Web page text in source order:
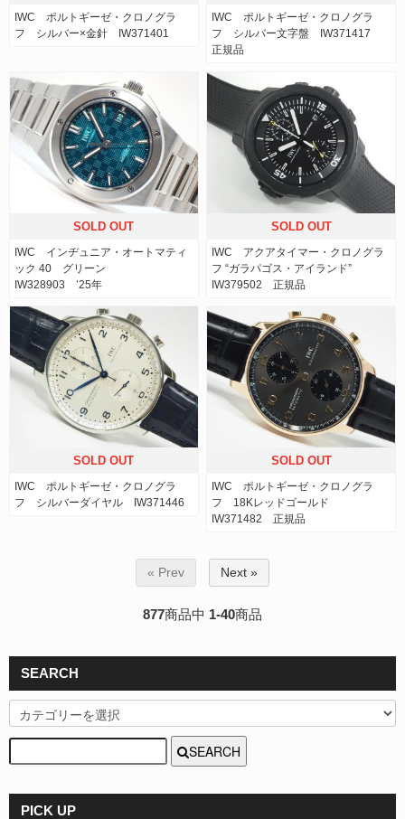
IWC ポルトギーゼ・クロノグラ
フ シルバー×金針 IW371401
IWC ポルトギーゼ・クロノグラ
フ シルバー文字盤 IW371417
正規品
SOLD OUT
IWC インヂュニア・オートマティ
ック 40 グリーン
IW328903 ’25年
SOLD OUT
IWC アクアタイマー・クロノグラ
フ “ガラパゴス・アイランド”
IW379502 正規品
SOLD OUT
IWC ポルトギーゼ・クロノグラ
フ シルバーダイヤル IW371446
SOLD OUT
IWC ポルトギーゼ・クロノグラ
フ 18Kレッドゴールド
IW371482 正規品
« Prev Next »
877商品中 1-40商品
SEARCH
SEARCH
PICK UP